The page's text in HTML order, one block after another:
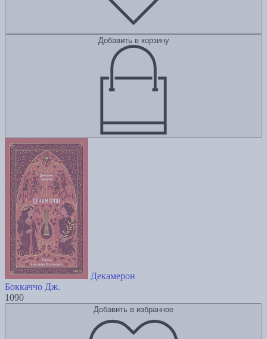
Добавить в корзину
Декамерон
Боккаччо Дж.
1090
Добавить в избранное